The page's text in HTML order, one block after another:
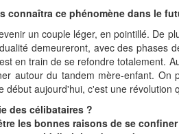
connaîtra ce phénomène dans le
un couple léger, en pointillé. De
demeureront, avec des phases
en train de se refondre totalement.
autour du tandem mère-enfant.
début aujourd'hui, c'est une révolution
des célibataires ?
les bonnes raisons de se